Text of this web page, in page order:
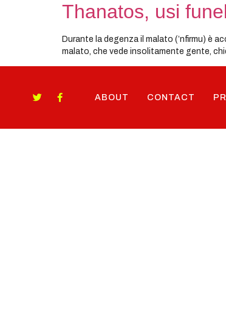
Thanatos, usi
Durante la degenza il malato (’nfirmu) è
malato, che vede insolitamente gente,
ABOUT CONTACT